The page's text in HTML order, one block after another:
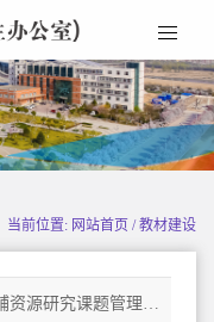
当前位置: 网站首页 / 教材建设
资源研究课题管理办